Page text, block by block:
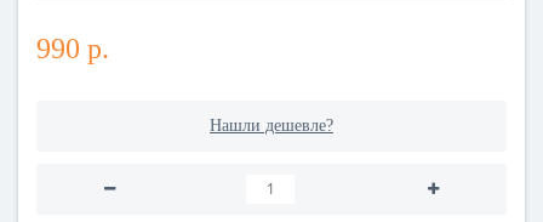
990 р.
Нашли дешевле?